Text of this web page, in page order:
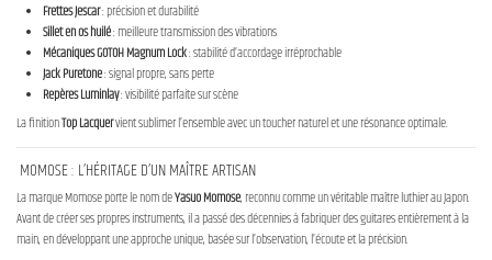
Frettes Jescar: précision et durabilité
Sillet en os huilé: meilleure transmission des vibrations
Mécaniques GOTOH Magnum Lock: stabilité d’accordage irréprochable
Jack Puretone: signal propre, sans perte
Repères Luminlay: visibilité parfaite sur scène
La finitionTop Lacquervient sublimer l’ensemble avec un toucher naturel et une résonance optimale.
MOMOSE : L’HÉRITAGE D’UN MAÎTRE ARTISAN
La marque Momose porte le nom deYasuo Momose, reconnu comme un véritable maître luthier au Japon.
Avant de créer ses propres instruments, il a passé des décennies à fabriquer des guitares entièrement à la
main, en développant une approche unique, basée sur l’observation, l’écoute et la précision.